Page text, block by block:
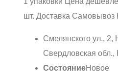
шт. Доставка Самовывоз
Смелянского ул., 2,
Свердловская обл.,
СостояниеНовое